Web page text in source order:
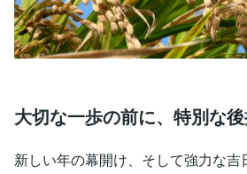
大切な一歩の前に、特別な
新しい年の幕開け、そして強力な